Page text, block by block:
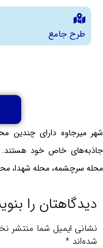
طرح جامع
شهر میرجاوه دارای چندین
جاذبه‌های خاص خود هستند.
محله سرچشمه، محله شهدا،
دیدگاهتان را
نشانی ایمیل شما منتشر
شده‌اند *